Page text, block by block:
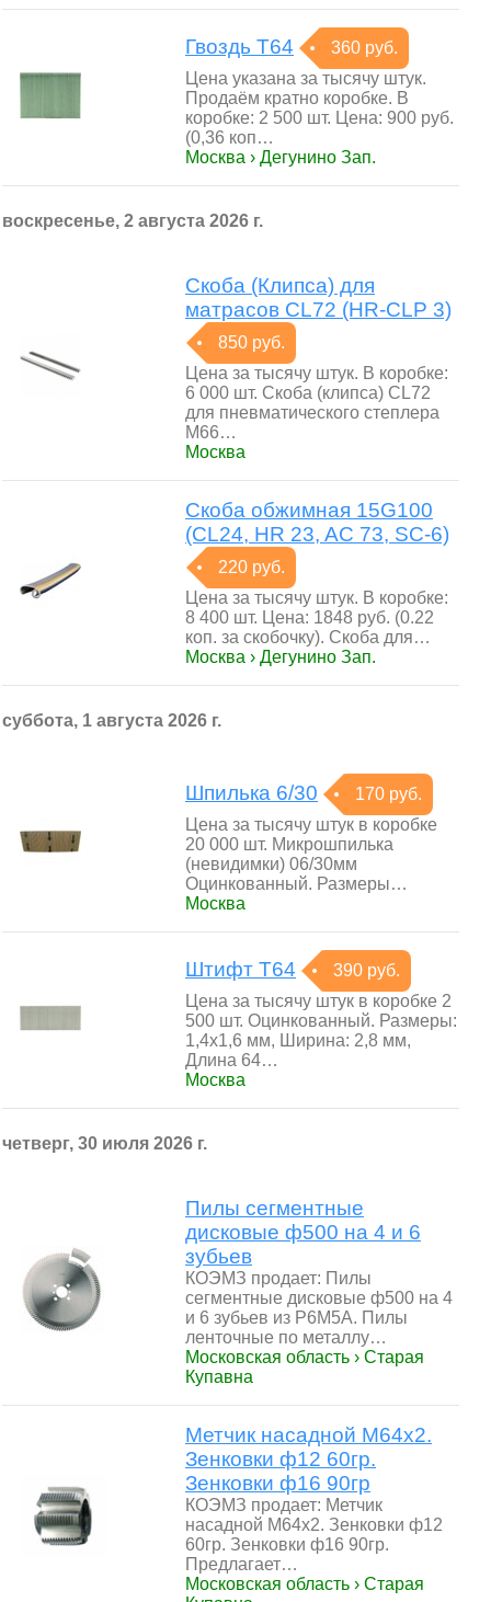
Гвоздь T64
360 руб.
Цена указана за тысячу штук.
Продаём кратно коробке. В
коробке: 2 500 шт. Цена: 900 руб.
(0,36 коп…
Москва › Дегунино Зап.
воскресенье, 2 августа 2026 г.
Скоба (Клипса) для
матрасов CL72 (HR-CLP 3)
850 руб.
Цена за тысячу штук. В коробке:
6 000 шт. Скоба (клипса) CL72
для пневматического степлера
M66…
Москва
Скоба обжимная 15G100
(CL24, HR 23, AC 73, SC-6)
220 руб.
Цена за тысячу штук. В коробке:
8 400 шт. Цена: 1848 руб. (0.22
коп. за скобочку). Скоба для…
Москва › Дегунино Зап.
суббота, 1 августа 2026 г.
Шпилька 6/30
170 руб.
Цена за тысячу штук в коробке
20 000 шт. Микрошпилька
(невидимки) 06/30мм
Оцинкованный. Размеры…
Москва
Штифт T64
390 руб.
Цена за тысячу штук в коробке 2
500 шт. Оцинкованный. Размеры:
1,4х1,6 мм, Ширина: 2,8 мм,
Длина 64…
Москва
четверг, 30 июля 2026 г.
Пилы сегментные
дисковые ф500 на 4 и 6
зубьев
КОЭМЗ продает: Пилы
сегментные дисковые ф500 на 4
и 6 зубьев из Р6М5А. Пилы
ленточные по металлу…
Московская область › Старая
Купавна
Метчик насадной М64х2.
Зенковки ф12 60гр.
Зенковки ф16 90гр
КОЭМЗ продает: Метчик
насадной М64х2. Зенковки ф12
60гр. Зенковки ф16 90гр.
Предлагает…
Московская область › Старая